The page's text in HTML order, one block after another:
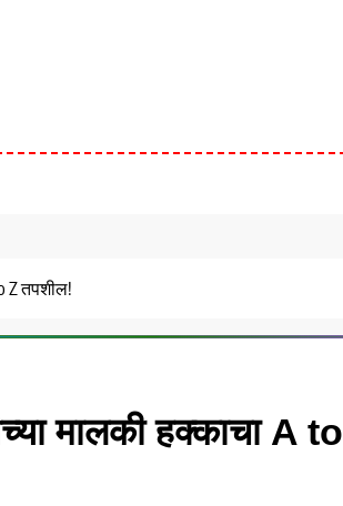
Z तपशील!
मालकी हक्काचा A to